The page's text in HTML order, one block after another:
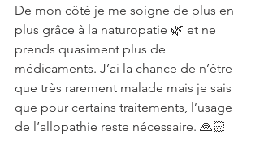
De mon côté je me soigne de plus en
plus grâce à la naturopatie 🌿 et ne
prends quasiment plus de
médicaments. J’ai la chance de n’être
que très rarement malade mais je sais
que pour certains traitements, l’usage
de l’allopathie reste nécessaire. 🙏🏻